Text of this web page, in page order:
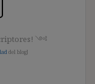
༺
del blog]